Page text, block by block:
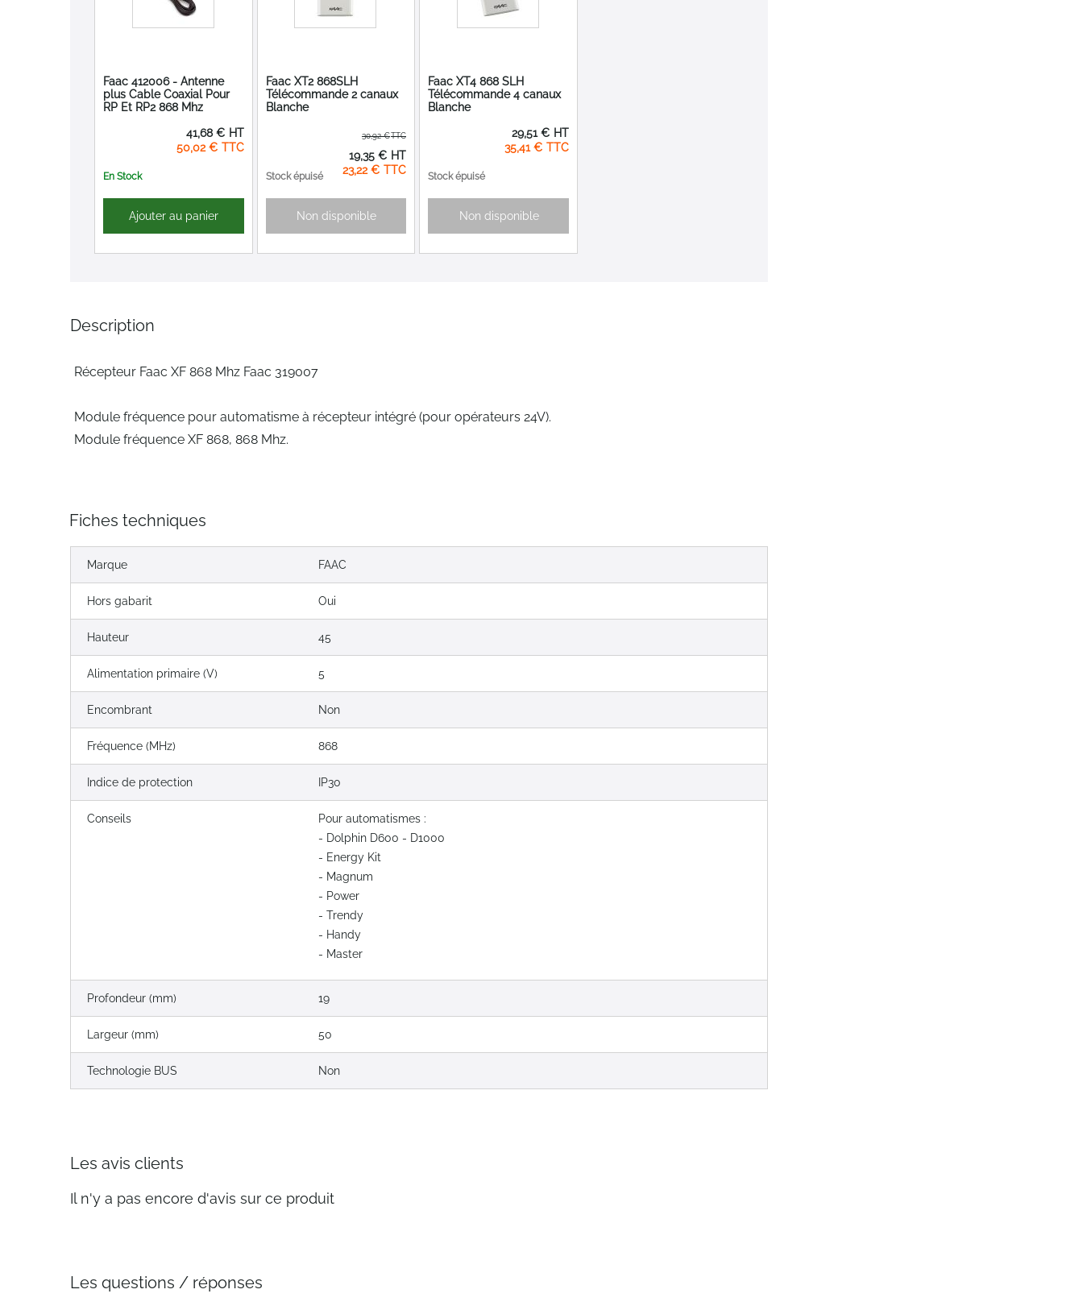
Description
Récepteur Faac XF 868 Mhz Faac 319007
Module fréquence pour automatisme à récepteur intégré (pour opérateurs 24V).
Module fréquence XF 868, 868 Mhz.
Fiches techniques
Marque FAAC
Hors gabarit Oui
Hauteur 45
Alimentation primaire (V) 5
Encombrant Non
Fréquence (MHz) 868
Indice de protection IP30
Conseils
Pour automatismes :
- Dolphin D600 - D1000
- Energy Kit
- Magnum
- Power
- Trendy
- Handy
- Master
Profondeur (mm) 19
Largeur (mm) 50
Technologie BUS Non
Les avis clients
Il n'y a pas encore d'avis sur ce produit
Les questions / réponses
Faac 412006 - Antenne
plus Cable Coaxial Pour
RP Et RP2 868 Mhz
En Stock
50,02 €
41,68 €
Ajouter au panier
Faac XT2 868SLH
Télécommande 2 canaux
Blanche
Stock épuisé
Prix
Spécial
23,22 €
19,35 €
30,92 €
Non disponible
Faac XT4 868 SLH
Télécommande 4 canaux
Blanche
Stock épuisé
35,41 €
29,51 €
Non disponible